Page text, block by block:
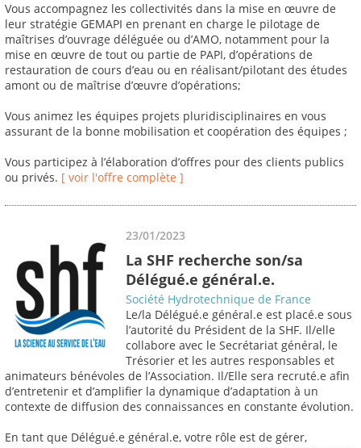
Vous accompagnez les collectivités dans la mise en œuvre de
leur stratégie GEMAPI en prenant en charge le pilotage de
maîtrises d’ouvrage déléguée ou d’AMO, notamment pour la
mise en œuvre de tout ou partie de PAPI, d’opérations de
restauration de cours d’eau ou en réalisant/pilotant des études
amont ou de maîtrise d’œuvre d’opérations;
Vous animez les équipes projets pluridisciplinaires en vous
assurant de la bonne mobilisation et coopération des équipes ;
Vous participez à l’élaboration d’offres pour des clients publics
ou privés. [ voir l'offre complète ]
23/01/2023
La SHF recherche son/sa
Délégué.e général.e.
Société Hydrotechnique de France
Le/la Délégué.e général.e est placé.e sous
l’autorité du Président de la SHF. Il/elle
collabore avec le Secrétariat général, le
Trésorier et les autres responsables et
animateurs bénévoles de l’Association. Il/Elle sera recruté.e afin
d’entretenir et d’amplifier la dynamique d’adaptation à un
contexte de diffusion des connaissances en constante évolution.
En tant que Délégué.e général.e, votre rôle est de gérer,